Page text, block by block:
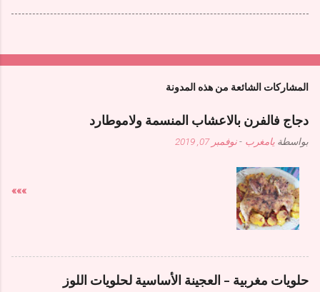
المشاركات الشائعة من هذه المدونة
دجاج فالفرن بالاعشاب المنسمة ولاموطارد
بواسطة يامغرب -نوفمبر 07, 2019
»»»
حلويات مغربية - العجينة الأساسية لحلويات اللوز